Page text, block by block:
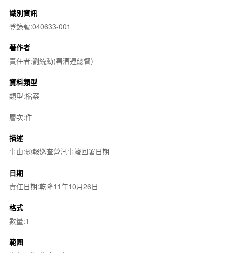
識別資訊
登錄號:040633-001
著作者
責任者:劉統勳(署漕運總督)
資料類型
類型:檔案
層次:件
描述
事由:題報巡查營汛事竣回署日期
日期
責任日期:乾隆11年10月26日
格式
數量:1
範圍